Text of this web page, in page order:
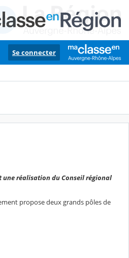
Se connecter
une réalisation du Conseil régional
propose deux grands pôles de